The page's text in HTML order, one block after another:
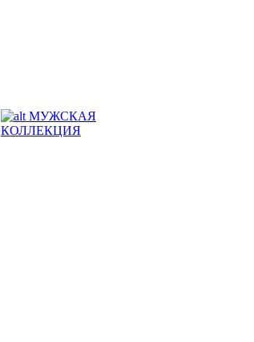
МУЖСКАЯ
КОЛЛЕКЦИЯ